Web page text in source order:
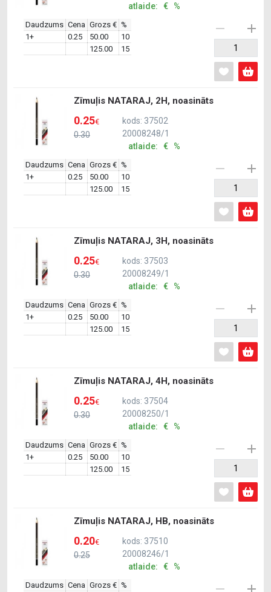
atlaide: € %
Daudzums Cena Grozs € %
1+
0.25 50.00
10
125.00
15
Zīmuļis NATARAJ, 2H, noasināts
0.30
0.25€
kods: 37502
20008248/1
atlaide: € %
Daudzums Cena Grozs € %
1+
0.25 50.00
10
125.00
15
Zīmuļis NATARAJ, 3H, noasināts
0.30
0.25€
kods: 37503
20008249/1
atlaide: € %
Daudzums Cena Grozs € %
1+
0.25 50.00
10
125.00
15
Zīmuļis NATARAJ, 4H, noasināts
0.30
0.25€
kods: 37504
20008250/1
atlaide: € %
Daudzums Cena Grozs € %
1+
0.25 50.00
10
125.00
15
Zīmuļis NATARAJ, HB, noasināts
0.25
0.20€
kods: 37510
20008246/1
atlaide: € %
Daudzums Cena Grozs € %